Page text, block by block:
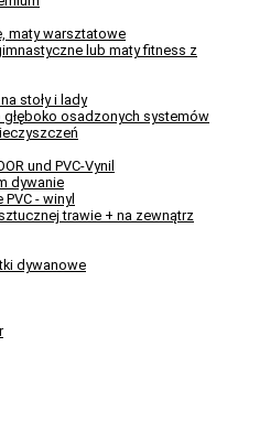
maty warsztatowe
lub maty fitness z
stoły i lady
głęboko osadzonych systemów
und PVC-Vynil
dywanie
- winyl
trawie + na zewnątrz
dywanowe